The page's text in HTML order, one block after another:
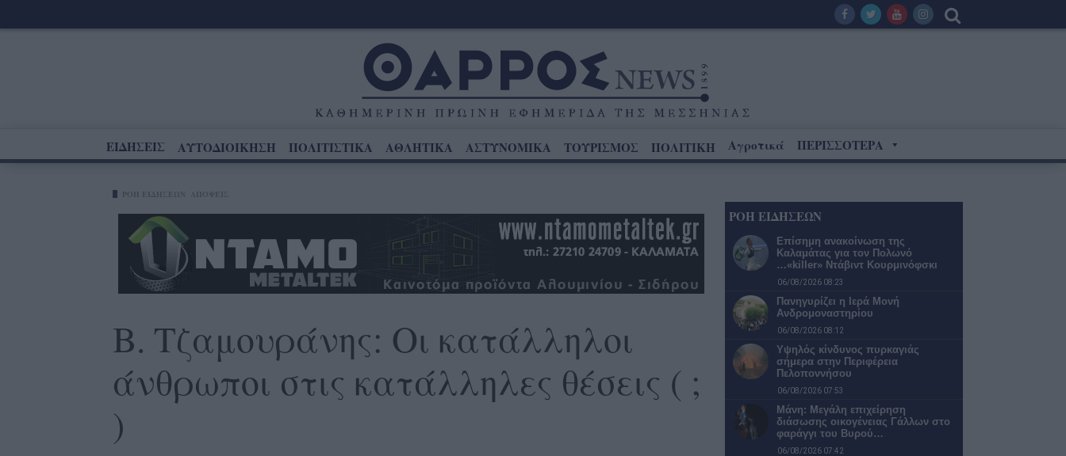
ΕΙΔΗΣΕΙΣ ΑΥΤΟΔΙΟΙΚΗΣΗ ΠΟΛΙΤΙΣΤΙΚΑ ΑΘΛΗΤΙΚΑ ΑΣΤΥΝΟΜΙΚΑ ΤΟΥΡΙΣΜΟΣ ΠΟΛΙΤΙΚΗ Αγροτικά ΠΕΡΙΣΣΟΤΕΡΑ
Β. Τζαμουράνης: Οι κατάλληλοι
άνθρωποι στις κατάλληλες θέσεις ( ;
)
ΡΟΗ ΕΙΔΗΣΕΩΝ
Επίσημη ανακοίνωση της
Καλαμάτας για τον Πολωνό
…«killer» Ντάβιντ Κουρμινόφσκι
06/08/2026 08:23
Πανηγυρίζει η Ιερά Μονή
Ανδρομοναστηρίου
06/08/2026 08:12
Υψηλός κίνδυνος πυρκαγιάς
σήμερα στην Περιφέρεια
Πελοποννήσου
06/08/2026 07:53
Μάνη: Μεγάλη επιχείρηση
διάσωσης οικογένειας Γάλλων στο
φαράγγι του Βυρού…
06/08/2026 07:42